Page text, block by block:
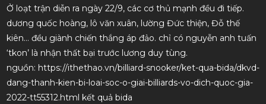
Ở loạt trận diễn ra ngày 22/9, các cơ thủ mạnh đều đi tiếp.
dương quốc hoàng, lô văn xuân, lường Đức thiện, Đỗ thế
kiên… đều giành chiến thắng áp đảo. chỉ có nguyễn anh tuấn
‘tkon’ là nhận thất bại trước lương duy tùng.
nguồn: https://ithethao.vn/billiard-snooker/ket-qua-bida/dkvd-
dang-thanh-kien-bi-loai-soc-o-giai-billiards-vo-dich-quoc-gia-
2022-tt55312.html kết quả bida